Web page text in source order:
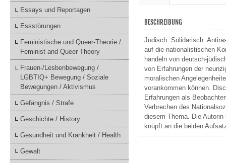
Essays und Reportagen
Essstörungen
Feministische und Queer-Theorie /
Feminist and Queer Theory
Frauen-/Lesbenbewegung /
LGBTIQ+ Bewegung / Soziale
Bewegungen / Aktivismus
Gefängnis / Strafe
Geschichte / History
Gesundheit und Krankheit / Health
Gewalt
BESCHREIBUNG
Jüdisch. Solidarisch.
auf die nationalistischen
handeln von deutsch-
von Erfahrungen der
moralischen
vorankommen können.
Erfahrungen als
Verbrechen des
diesem Thema. Die
knüpft an die beiden